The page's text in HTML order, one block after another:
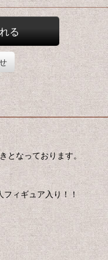
る
となっております。
ィギュア入り！！